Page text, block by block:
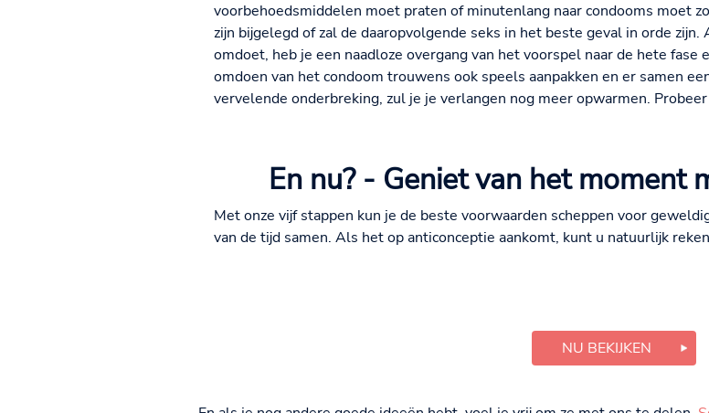
voorbehoedsmiddelen moet praten of minutenlang naar condooms moet
zijn bijgelegd of zal de daaropvolgende seks in het beste geval in orde
omdoet, heb je een naadloze overgang van het voorspel naar de hete fase
omdoen van het condoom trouwens ook speels aanpakken en er samen
vervelende onderbreking, zul je je verlangen nog meer opwarmen.
En nu? - Geniet van het moment
Met onze vijf stappen kun je de beste voorwaarden scheppen voor
van de tijd samen. Als het op anticonceptie aankomt, kunt u natuurlijk
NU BEKIJKEN